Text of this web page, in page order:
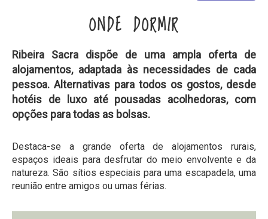
ONDE DORMIR
Ribeira Sacra dispõe de uma ampla oferta de
alojamentos, adaptada às necessidades de cada
pessoa. Alternativas para todos os gostos, desde
hotéis de luxo até pousadas acolhedoras, com
opções para todas as bolsas.
Destaca-se a grande oferta de alojamentos rurais,
espaços ideais para desfrutar do meio envolvente e da
natureza. São sítios especiais para uma escapadela, uma
reunião entre amigos ou umas férias.